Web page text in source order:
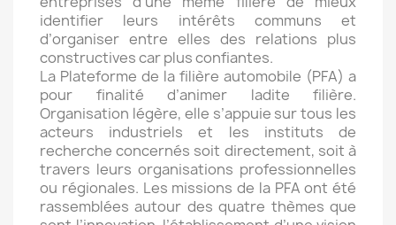
identifier leurs intérêts communs et
d’organiser entre elles des relations plus
constructives car plus confiantes.
La Plateforme de la filière automobile (PFA) a
pour finalité d’animer ladite filière.
Organisation légère, elle s’appuie sur tous les
acteurs industriels et les instituts de
recherche concernés soit directement, soit à
travers leurs organisations professionnelles
ou régionales. Les missions de la PFA ont été
rassemblées autour des quatre thèmes que